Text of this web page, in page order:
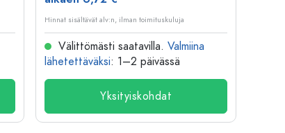
Hinnat sisältävät alv:n, ilman toimituskuluja
Välittömästi saatavilla. Valmiina
lähetettäväksi: 1–2 päivässä
Yksityiskohdat